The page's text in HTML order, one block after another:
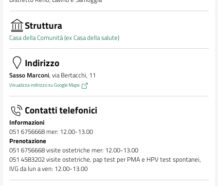
Struttura
Casa della Comunità (ex Casa della salute)
Indirizzo
Sasso Marconi, via Bertacchi, 11
Visualizza indirizzo su Google Maps
Contatti telefonici
Informazioni
051 6756668 mer: 12.00-13.00
Prenotazione
051 6756668 visite ostetriche mer: 12.00-13.00
051 4583202 visite ostetriche, pap test per PMA e HPV test spontanei,
IVG da lun a ven: 12.00-13.00